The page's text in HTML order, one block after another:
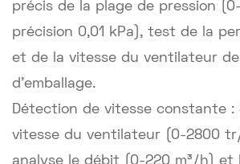
précis de la plage de pression
précision 0,01 kPa), test de la
et de la vitesse du ventilateur
d'emballage.
Détection de vitesse constante :
vitesse du ventilateur (0-2800